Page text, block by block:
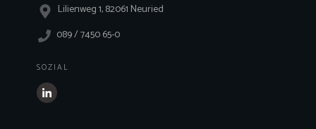
Lilienweg 1, 82061 Neuried
089 / 7450 65-0
SOZIAL